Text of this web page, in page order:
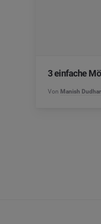
3 einfache
Von Manish